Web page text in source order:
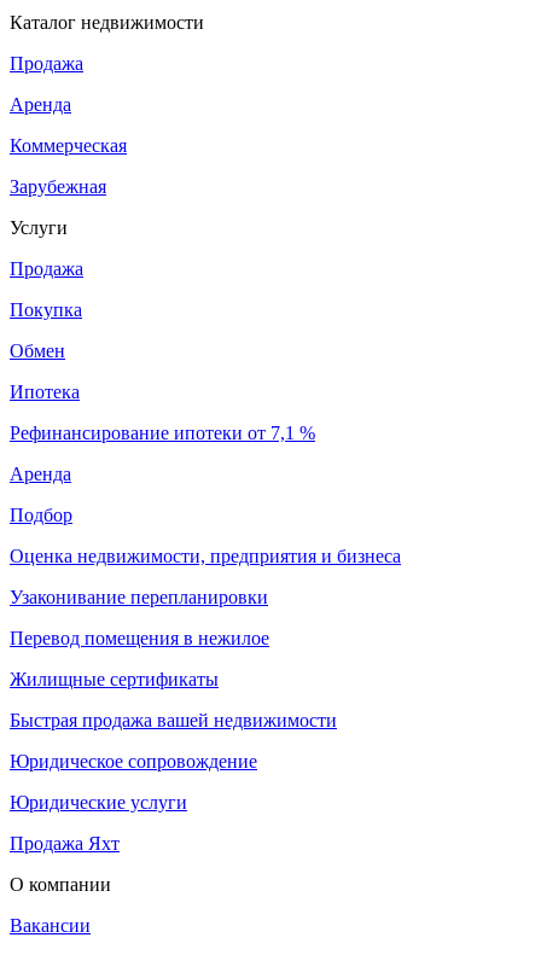
Каталог недвижимости
Продажа
Аренда
Коммерческая
Зарубежная
Услуги
Продажа
Покупка
Обмен
Ипотека
Рефинансирование ипотеки от 7,1 %
Аренда
Подбор
Оценка недвижимости, предприятия и бизнеса
Узаконивание перепланировки
Перевод помещения в нежилое
Жилищные сертификаты
Быстрая продажа вашей недвижимости
Юридическое сопровождение
Юридические услуги
Продажа Яхт
О компании
Вакансии